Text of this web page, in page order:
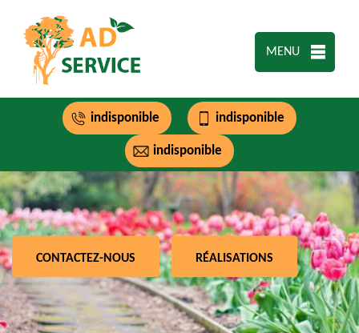
MENU
indisponible indisponible
indisponible
CONTACTEZ-NOUS RÉALISATIONS